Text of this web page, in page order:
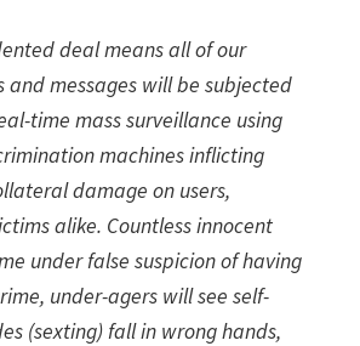
deal means all of our
and messages will be subjected
time mass surveillance using
machines inflicting
damage on users,
alike. Countless innocent
under false suspicion of having
under-agers will see self-
(sexting) fall in wrong hands,